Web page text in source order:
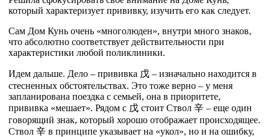
который характеризует прививку, изучить его как следует.
Сам Дом Кунь очень «многолюден», внутри много знаков,
что абсолютно соответствует действительности при
характеристики любой поликлиники.
Идем дальше. Дело – прививка 戊 – изначально находится в
стесненных обстоятельствах. Это тоже верно – у меня
запланирована поездка с семьей, она в приоритете,
прививка «мешает». Рядом с 戊 стоит Ствол 辛 – еще один
говорящий знак, который хорошо отображает происходящее.
Ствол 辛 в принципе указывает на «укол», но и на ошибку,